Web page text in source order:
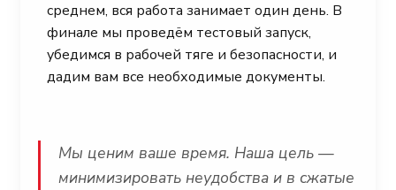
среднем, вся работа занимает один день. В
финале мы проведём тестовый запуск,
убедимся в рабочей тяге и безопасности, и
дадим вам все необходимые документы.
Мы ценим ваше время. Наша цель —
минимизировать неудобства и в сжатые